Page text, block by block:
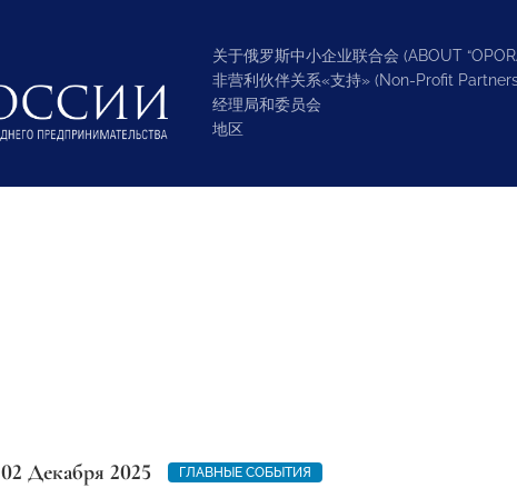
关于俄罗斯中小企业联合会 (ABOUT
非营利伙伴关系«支持» (Non-Profit
经理局和委员会
地区
02 Декабря 2025 ГЛАВНЫЕ СОБЫТИЯ